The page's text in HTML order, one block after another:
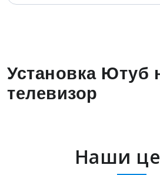
Установка Ютуб
телевизор
Наши